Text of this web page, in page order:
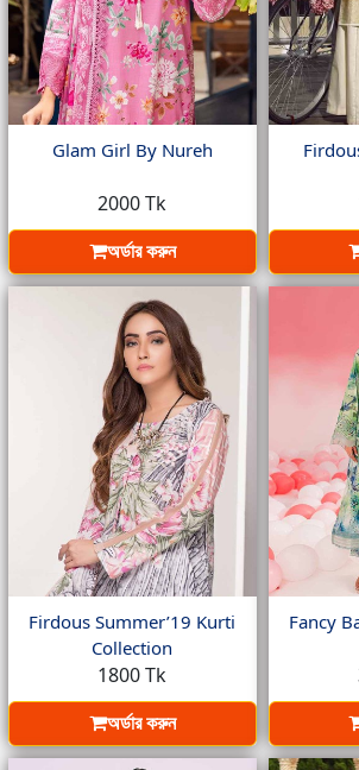
Glam Girl By Nureh
2000 Tk
অর্ডার করুন
Firdous Summer’19 Kurti
Collection
1800 Tk
অর্ডার করুন
Fancy